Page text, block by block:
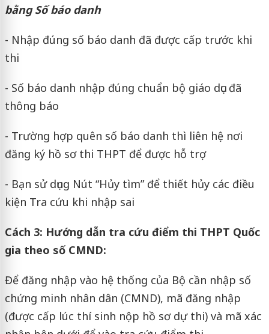
bằng Số báo danh
- Nhập đúng số báo danh đã được cấp trước khi
thi
- Số báo danh nhập đúng chuẩn bộ giáo dục đã
thông báo
- Trường hợp quên số báo danh thì liên hệ nơi
đăng ký hồ sơ thi THPT để được hỗ trợ
- Bạn sử dụng Nút “Hủy tìm” để thiết hủy các điều
kiện Tra cứu khi nhập sai
Cách 3: Hướng dẫn tra cứu điểm thi THPT Quốc
gia theo số CMND:
Để đăng nhập vào hệ thống của Bộ cần nhập số
chứng minh nhân dân (CMND), mã đăng nhập
(được cấp lúc thí sinh nộp hồ sơ dự thi) và mã xác